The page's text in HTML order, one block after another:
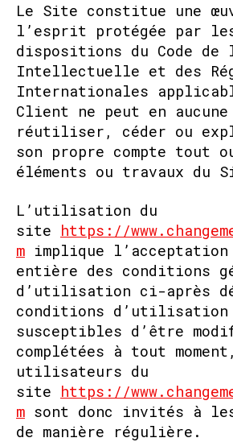
Le Site constitue une
l’esprit protégée par
dispositions du Code de
Intellectuelle et des
Internationales
Client ne peut en aucune
réutiliser, céder ou
son propre compte tout
éléments ou travaux du
L’utilisation du
site https://
m implique
entière des conditions
d’utilisation ci-après
conditions d’utilisation
susceptibles d’être
complétées à tout
utilisateurs du
site https://
m sont donc invités à
de manière régulière.